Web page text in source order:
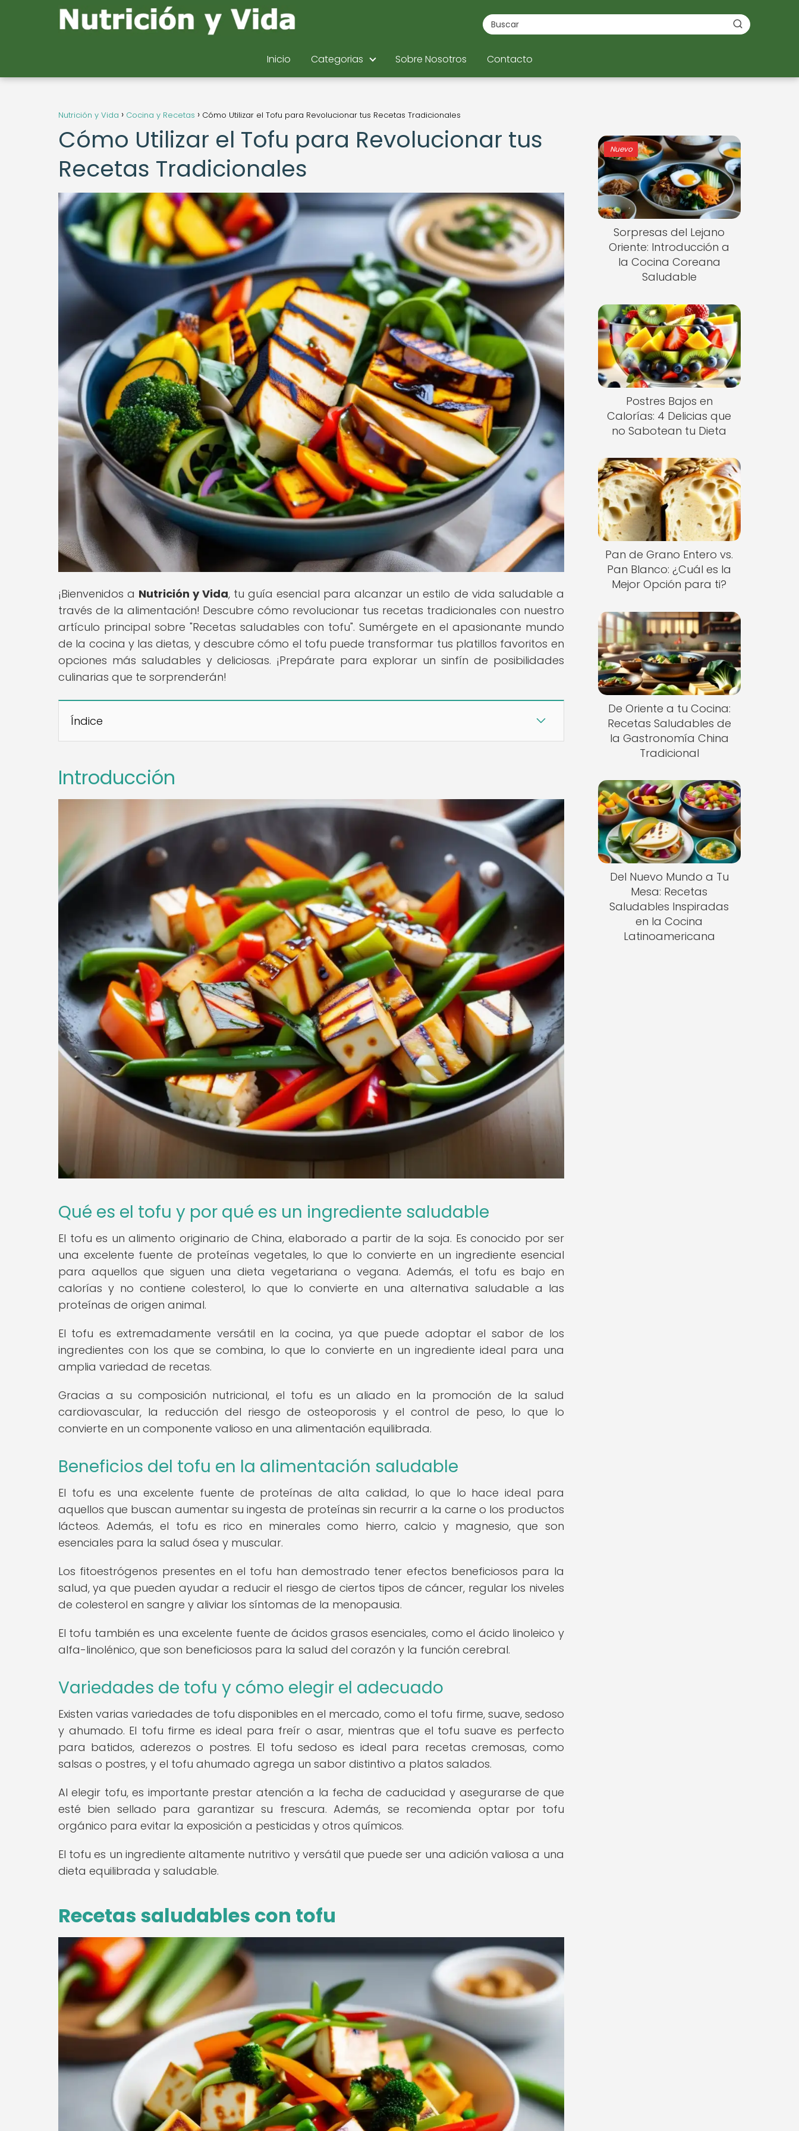
Inicio Categorias Sobre Nosotros Contacto
Nutrición y Vida Cocina y Recetas Cómo Utilizar el Tofu para Revolucionar tus Recetas Tradicionales
Cómo Utilizar el Tofu para Revolucionar tus
Recetas Tradicionales
¡Bienvenidos a Nutrición y Vida, tu guía esencial para alcanzar un estilo de vida saludable a
través de la alimentación! Descubre cómo revolucionar tus recetas tradicionales con nuestro
artículo principal sobre "Recetas saludables con tofu". Sumérgete en el apasionante mundo
de la cocina y las dietas, y descubre cómo el tofu puede transformar tus platillos favoritos en
opciones más saludables y deliciosas. ¡Prepárate para explorar un sinfín de posibilidades
culinarias que te sorprenderán!
Índice
Introducción
Qué es el tofu y por qué es un ingrediente saludable
El tofu es un alimento originario de China, elaborado a partir de la soja. Es conocido por ser
una excelente fuente de proteínas vegetales, lo que lo convierte en un ingrediente esencial
para aquellos que siguen una dieta vegetariana o vegana. Además, el tofu es bajo en
calorías y no contiene colesterol, lo que lo convierte en una alternativa saludable a las
proteínas de origen animal.
El tofu es extremadamente versátil en la cocina, ya que puede adoptar el sabor de los
ingredientes con los que se combina, lo que lo convierte en un ingrediente ideal para una
amplia variedad de recetas.
Gracias a su composición nutricional, el tofu es un aliado en la promoción de la salud
cardiovascular, la reducción del riesgo de osteoporosis y el control de peso, lo que lo
convierte en un componente valioso en una alimentación equilibrada.
Beneficios del tofu en la alimentación saludable
El tofu es una excelente fuente de proteínas de alta calidad, lo que lo hace ideal para
aquellos que buscan aumentar su ingesta de proteínas sin recurrir a la carne o los productos
lácteos. Además, el tofu es rico en minerales como hierro, calcio y magnesio, que son
esenciales para la salud ósea y muscular.
Los fitoestrógenos presentes en el tofu han demostrado tener efectos beneficiosos para la
salud, ya que pueden ayudar a reducir el riesgo de ciertos tipos de cáncer, regular los niveles
de colesterol en sangre y aliviar los síntomas de la menopausia.
El tofu también es una excelente fuente de ácidos grasos esenciales, como el ácido linoleico y
alfa-linolénico, que son beneficiosos para la salud del corazón y la función cerebral.
Variedades de tofu y cómo elegir el adecuado
Existen varias variedades de tofu disponibles en el mercado, como el tofu firme, suave, sedoso
y ahumado. El tofu firme es ideal para freír o asar, mientras que el tofu suave es perfecto
para batidos, aderezos o postres. El tofu sedoso es ideal para recetas cremosas, como
salsas o postres, y el tofu ahumado agrega un sabor distintivo a platos salados.
Al elegir tofu, es importante prestar atención a la fecha de caducidad y asegurarse de que
esté bien sellado para garantizar su frescura. Además, se recomienda optar por tofu
orgánico para evitar la exposición a pesticidas y otros químicos.
El tofu es un ingrediente altamente nutritivo y versátil que puede ser una adición valiosa a una
dieta equilibrada y saludable.
Recetas saludables con tofu
Nuevo
Sorpresas del Lejano
Oriente: Introducción a
la Cocina Coreana
Saludable
Postres Bajos en
Calorías: 4 Delicias que
no Sabotean tu Dieta
Pan de Grano Entero vs.
Pan Blanco: ¿Cuál es la
Mejor Opción para ti?
De Oriente a tu Cocina:
Recetas Saludables de
la Gastronomía China
Tradicional
Del Nuevo Mundo a Tu
Mesa: Recetas
Saludables Inspiradas
en la Cocina
Latinoamericana